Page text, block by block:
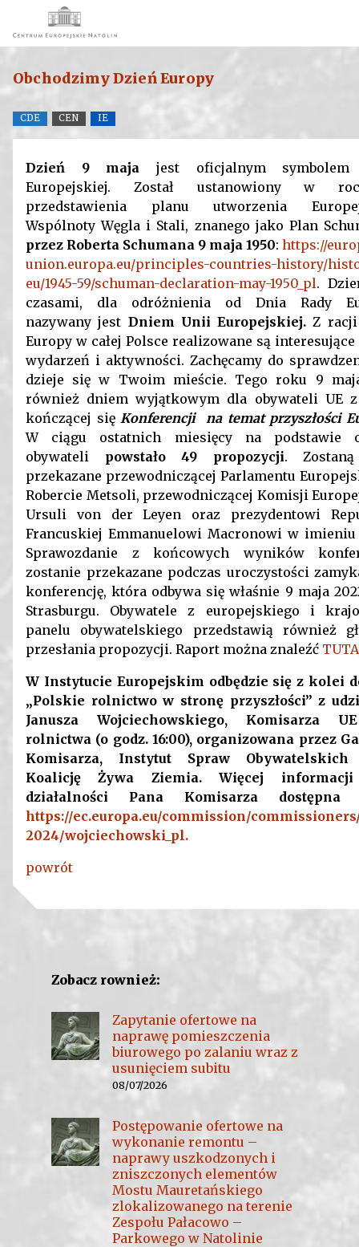
Obchodzimy Dzień Europy
CDE CEN IE
Dzień 9 maja jest oficjalnym
Europejskiej. Został ustanowiony w
przedstawienia planu utworzenia
Wspólnoty Węgla i Stali, znanego jako Plan
przez Roberta Schumana 9 maja 1950: https://
union.europa.eu/principles-countries-history/
eu/1945-59/schuman-declaration-may-1950_pl.
czasami, dla odróżnienia od Dnia Rady
nazywany jest Dniem Unii Europejskiej.Z
Europy w całej Polsce realizowane są
wydarzeń i aktywności. Zachęcamy do
dzieje się w Twoim mieście. Tego roku 9
również dniem wyjątkowym dla obywateli UE
kończącej się Konferencji
na temat przyszłości
W ciągu ostatnich miesięcy na podstawie
obywateli powstało 49 propozycji.
przekazane przewodniczącej Parlamentu
Robercie Metsoli, przewodniczącej Komisji
Ursuli von der Leyen oraz prezydentowi
Francuskiej Emmanuelowi Macronowi w imieniu
Sprawozdanie z końcowych wyników
zostanie przekazane podczas uroczystości
konferencję, która odbywa się właśnie 9 maja
Strasburgu. Obywatele z europejskiego i
panelu obywatelskiego przedstawią również
przesłania propozycji. Raport można znaleźć
W Instytucie Europejskim odbędzie się z kolei
„Polskie rolnictwo w stronę przyszłości” z
Janusza Wojciechowskiego, Komisarza
rolnictwa (o godz. 16:00), organizowana przez
Komisarza, Instytut Spraw Obywatelskich
Koalicję Żywa Ziemia. Więcej
działalności Pana Komisarza dostępna
https://ec.europa.eu/commission/
2024/wojciechowski_pl.
powrót
Zobacz rownież:
Zapytanie ofertowe na
naprawę pomieszczenia
biurowego po zalaniu wraz z
usunięciem subitu
08/07/2026
Postępowanie ofertowe na
wykonanie remontu –
naprawy uszkodzonych i
zniszczonych elementów
Mostu Mauretańskiego
zlokalizowanego na terenie
Zespołu Pałacowo –
Parkowego w Natolinie